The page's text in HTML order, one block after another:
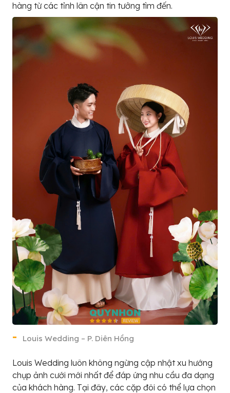
hàng từ các tỉnh lân cận tin tưởng tìm đến.
Louis Wedding – P. Diên Hồng
Louis Wedding luôn không ngừng cập nhật xu hướng
chụp ảnh cưới mới nhất để đáp ứng nhu cầu đa dạng
của khách hàng. Tại đây, các cặp đôi có thể lựa chọn